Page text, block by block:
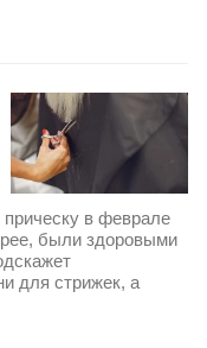
прическу в феврале
были здоровыми
для стрижек, а